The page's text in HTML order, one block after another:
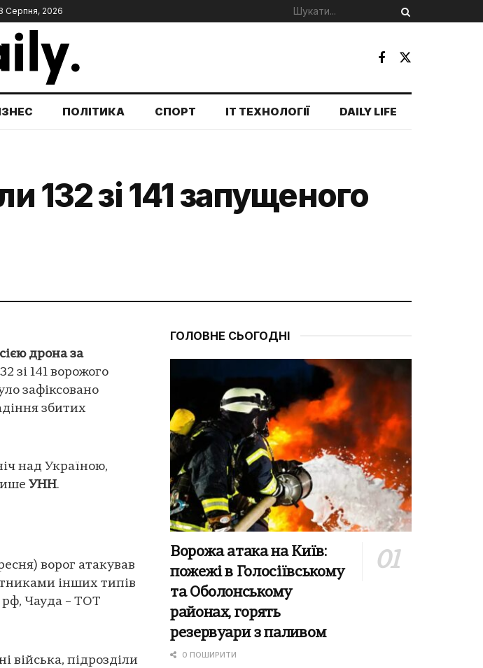
Серпня, 2026
ПОЛІТИКА СПОРТ IT ТЕХНОЛОГІЇ DAILY LIFE
132 зі 141 запущеного
дрона за
зі 141 ворожого
зафіксовано
збитих
над Україною,
УНН.
ворог атакував
інших типів
рф, Чауда – ТОТ
війська, підрозділи
ГОЛОВНЕ СЬОГОДНІ
Ворожа атака на Київ:
пожежі в Голосіївському
та Оболонському
районах, горять
резервуари з паливом
0 ПОШИРИТИ